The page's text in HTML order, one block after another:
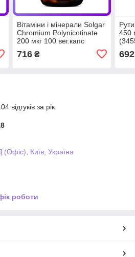
Вітаміни і мінерали Solgar
Chromium Polynicotinate
200 мкг 100 вег.капс
716₴
450
692
відгуків за рік
(Офіс), Київ, Україна
роботи